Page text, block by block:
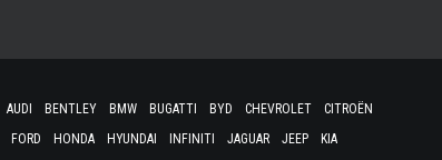
AUDI BENTLEY BMW BUGATTI BYD CHEVROLET
CITROËN
FORD HONDA HYUNDAI INFINITI JAGUAR JEEP
KIA